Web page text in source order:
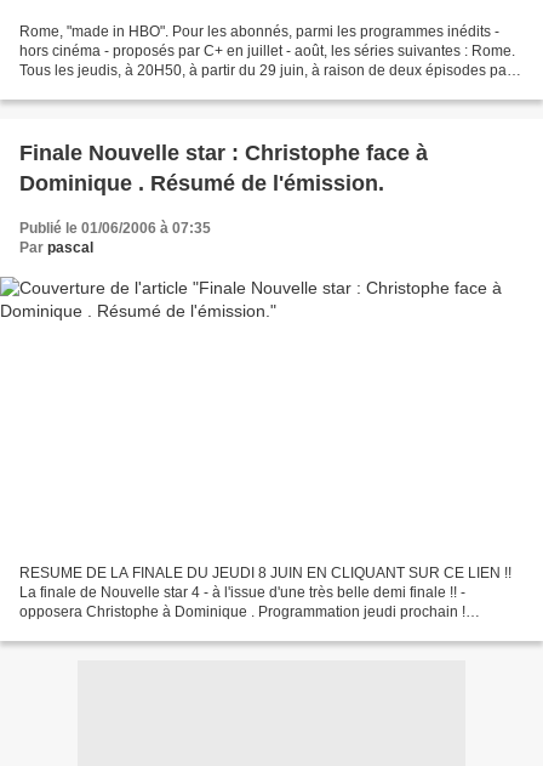
Rome, "made in HBO". Pour les abonnés, parmi les programmes inédits -
hors cinéma - proposés par C+ en juillet - août, les séries suivantes : Rome.
Tous les jeudis, à 20H50, à partir du 29 juin, à raison de deux épisodes par
Finale Nouvelle star : Christophe face à
Dominique . Résumé de l'émission.
Publié le 01/06/2006 à 07:35
Par pascal
RESUME DE LA FINALE DU JEUDI 8 JUIN EN CLIQUANT SUR CE LIEN !!
La finale de Nouvelle star 4 - à l'issue d'une très belle demi finale !! -
opposera Christophe à Dominique . Programmation jeudi prochain !